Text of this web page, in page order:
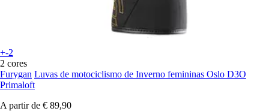
+-2
2 cores
Furygan Luvas de motociclismo de Inverno femininas Oslo D3O
Primaloft
A partir de € 89,90